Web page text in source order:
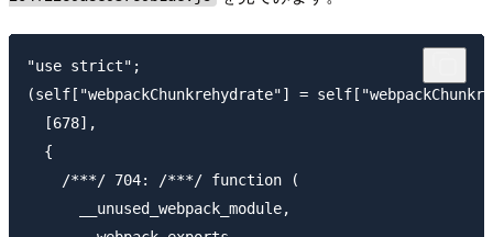
"use strict";
(self["webpackChunkrehydrate"] =
  [678],
  {
    /***/ 704: /***/ function (
      __unused_webpack_module,